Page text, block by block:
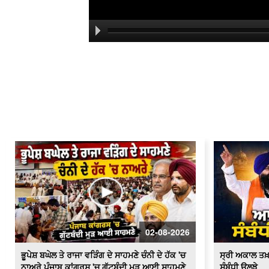
02-08-2026
ਭੂਪੇਸ਼ ਬਘੇਲ ਤੇ ਰਾਜਾ ਵੜਿੰਗ ਦੇ ਸਾਹਮਣੇ ਚੰਨੀ ਦੇ ਹੱਕ 'ਚ
ਸ੍ਰੀ ਅਕਾਲ